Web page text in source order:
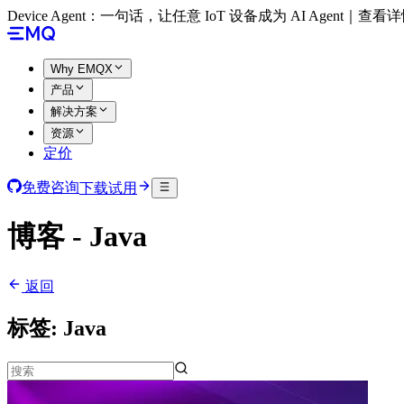
Device Agent：一句话，让任意 IoT 设备成为 AI Agent｜查看
Why EMQX
产品
解决方案
资源
定价
免费咨询下载试用
博客 - Java
返回
标签: Java